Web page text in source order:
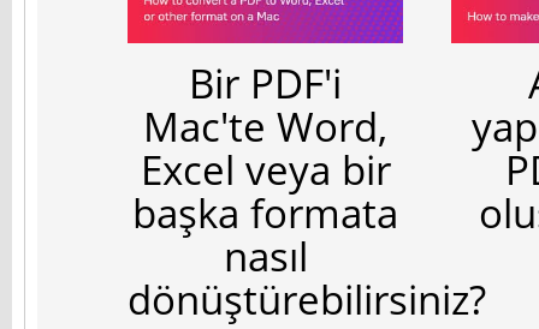
Bir PDF'i
Mac'te Word,
Excel veya bir
başka formata
nasıl
dönüştürebilirsiniz?